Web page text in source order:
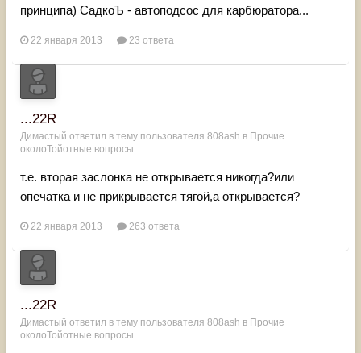
принципа) СадкоЪ - автоподсос для карбюратора...
22 января 2013 23 ответа
...22R
Димастый ответил в тему пользователя 808ash в Прочие
околоТойотные вопросы.
т.е. вторая заслонка не открывается никогда?или
опечатка и не прикрывается тягой,а открывается?
22 января 2013 263 ответа
...22R
Димастый ответил в тему пользователя 808ash в Прочие
околоТойотные вопросы.